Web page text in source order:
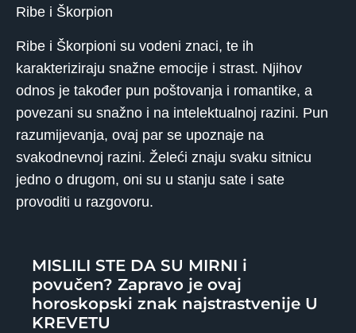
Ribe i Škorpion
Ribe i Škorpioni su vodeni znaci, te ih
karakteriziraju snažne emocije i strast. Njihov
odnos je također pun poštovanja i romantike, a
povezani su snažno i na intelektualnoj razini. Pun
razumijevanja, ovaj par se upoznaje na
svakodnevnoj razini. Želeći znaju svaku sitnicu
jedno o drugom, oni su u stanju sate i sate
provoditi u razgovoru.
MISLILI STE DA SU MIRNI i
povučen? Zapravo je ovaj
horoskopski znak najstrastvenije U
KREVETU